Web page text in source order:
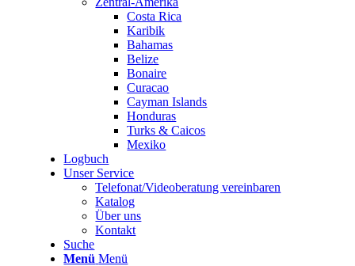
Costa Rica
Karibik
Bahamas
Belize
Bonaire
Curacao
Cayman Islands
Honduras
Turks & Caicos
Mexiko
Logbuch
Unser Service
Telefonat/Videoberatung vereinbaren
Katalog
Über uns
Kontakt
Suche
Menü Menü